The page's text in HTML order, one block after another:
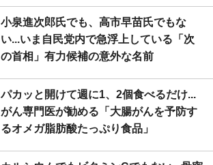
小泉進次郎氏でも、高市早苗氏でもな
い...いま自民党内で急浮上している「次
の首相」有力候補の意外な名前
パカッと開けて週に1、2個食べるだけ...
がん専門医が勧める「大腸がんを予防す
るオメガ脂肪酸たっぷり食品」